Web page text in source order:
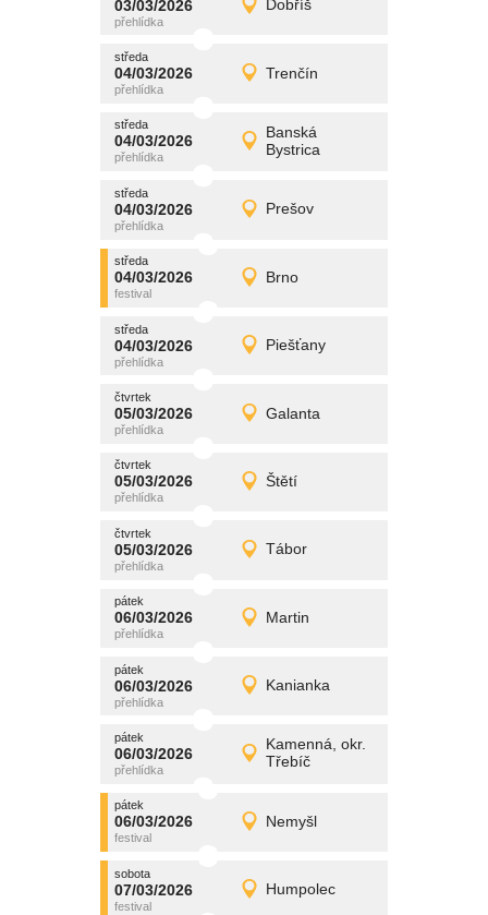
03/03/2026 Dobříš
úterý
03/03/2026 Detail
středa
04/03/2026 Trenčín
středa
04/03/2026 Detail
promítání
středa
04/03/2026
Banská
Bystrica
středa
04/03/2026 Detail
promítání
středa
04/03/2026 Prešov
středa
04/03/2026 Detail
promítání
středa
04/03/2026 Brno
středa
04/03/2026 Detail
promítání
středa
04/03/2026 Piešťany
středa
04/03/2026 Detail
promítání
čtvrtek
05/03/2026 Galanta
čtvrtek
05/03/2026 Detail
promítání
čtvrtek
05/03/2026 Štětí
čtvrtek
05/03/2026 Detail
promítání
čtvrtek
05/03/2026 Tábor
čtvrtek
05/03/2026 Detail
promítání
pátek
06/03/2026 Martin
pátek
06/03/2026 Detail
promítání
pátek
06/03/2026 Kanianka
pátek
06/03/2026 Detail
promítání
pátek
06/03/2026
Kamenná, okr.
Třebíč
pátek
06/03/2026 Detail
promítání
pátek
06/03/2026 Nemyšl
pátek
06/03/2026 Detail
promítání
sobota
07/03/2026 Humpolec
sobota
07/03/2026 Detail
promítání